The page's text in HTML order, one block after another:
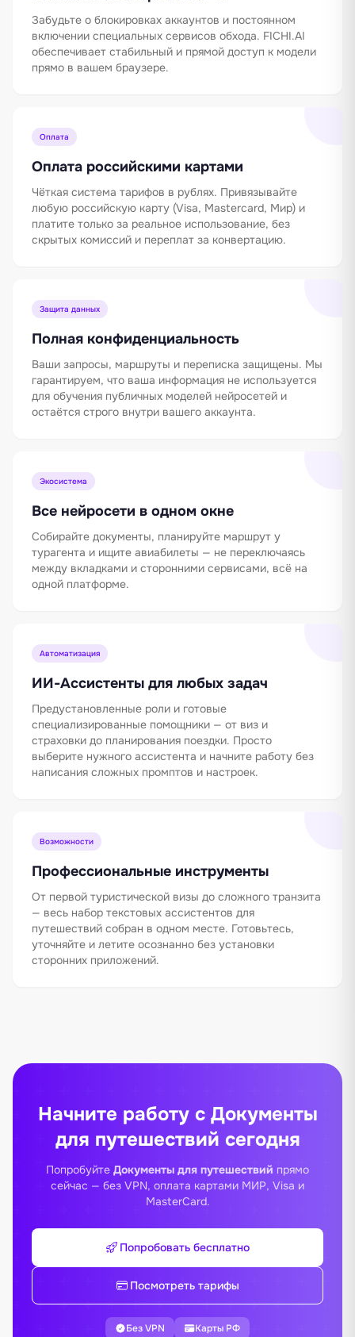
Забудьте о блокировках аккаунтов и постоянном
включении специальных сервисов обхода. FICHI.AI
обеспечивает стабильный и прямой доступ к модели
прямо в вашем браузере.
Оплата
Оплата российскими картами
Чёткая система тарифов в рублях. Привязывайте
любую российскую карту (Visa, Mastercard, Мир) и
платите только за реальное использование, без
скрытых комиссий и переплат за конвертацию.
Защита данных
Полная конфиденциальность
Ваши запросы, маршруты и переписка защищены. Мы
гарантируем, что ваша информация не используется
для обучения публичных моделей нейросетей и
остаётся строго внутри вашего аккаунта.
Экосистема
Все нейросети в одном окне
Собирайте документы, планируйте маршрут у
турагента и ищите авиабилеты — не переключаясь
между вкладками и сторонними сервисами, всё на
одной платформе.
Автоматизация
ИИ-Ассистенты для любых задач
Предустановленные роли и готовые
специализированные помощники — от виз и
страховки до планирования поездки. Просто
выберите нужного ассистента и начните работу без
написания сложных промптов и настроек.
Возможности
Профессиональные инструменты
От первой туристической визы до сложного транзита
— весь набор текстовых ассистентов для
путешествий собран в одном месте. Готовьтесь,
уточняйте и летите осознанно без установки
сторонних приложений.
Начните работу с Документы
для путешествий сегодня
Попробуйте Документы для путешествий прямо
сейчас — без VPN, оплата картами МИР, Visa и
MasterCard.
Попробовать бесплатно
Посмотреть тарифы
Без VPN Карты РФ